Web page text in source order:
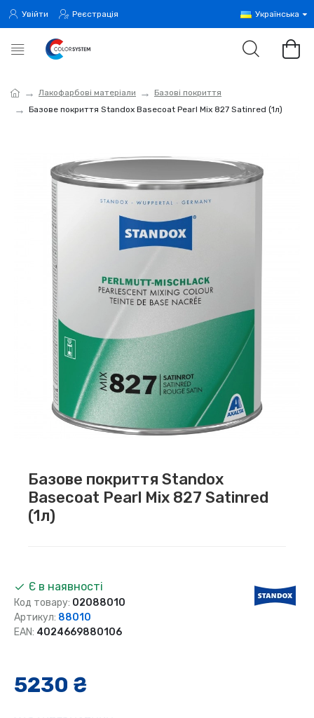
Увійти Реєстрація Українська
Лакофарбові матеріали
Базові покриття
Базове покриття Standox Basecoat Pearl Mix 827 Satinred (1л)
Базове покриття Standox
Basecoat Pearl Mix 827 Satinred
(1л)
5230 ₴
Є в наявності
Код товару: 02088010
Артикул: 88010
EAN: 4024669880106